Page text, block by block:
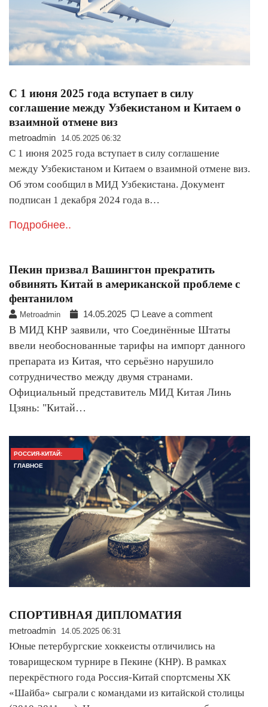
С 1 июня 2025 года вступает в силу
соглашение между Узбекистаном и Китаем о
взаимной отмене виз
metroadmin 14.05.2025 06:32
С 1 июня 2025 года вступает в силу соглашение
между Узбекистаном и Китаем о взаимной отмене виз.
Об этом сообщил в МИД Узбекистана. Документ
подписан 1 декабря 2024 года в…
Подробнее..
Пекин призвал Вашингтон прекратить
обвинять Китай в американской проблеме с
фентанилом
Metroadmin 14.05.2025 Leave a comment
В МИД КНР заявили, что Соединённые Штаты
ввели необоснованные тарифы на импорт данного
препарата из Китая, что серьёзно нарушило
сотрудничество между двумя странами.
Официальный представитель МИД Китая Линь
Цзянь: "Китай…
РОССИЯ-КИТАЙ:
ГЛАВНОЕ
СПОРТИВНАЯ ДИПЛОМАТИЯ
metroadmin 14.05.2025 06:31
Юные петербургские хоккеисты отличились на
товарищеском турнире в Пекине (КНР). В рамках
перекрёстного года Россия-Китай спортсмены ХК
«Шайба» сыграли с командами из китайской столицы